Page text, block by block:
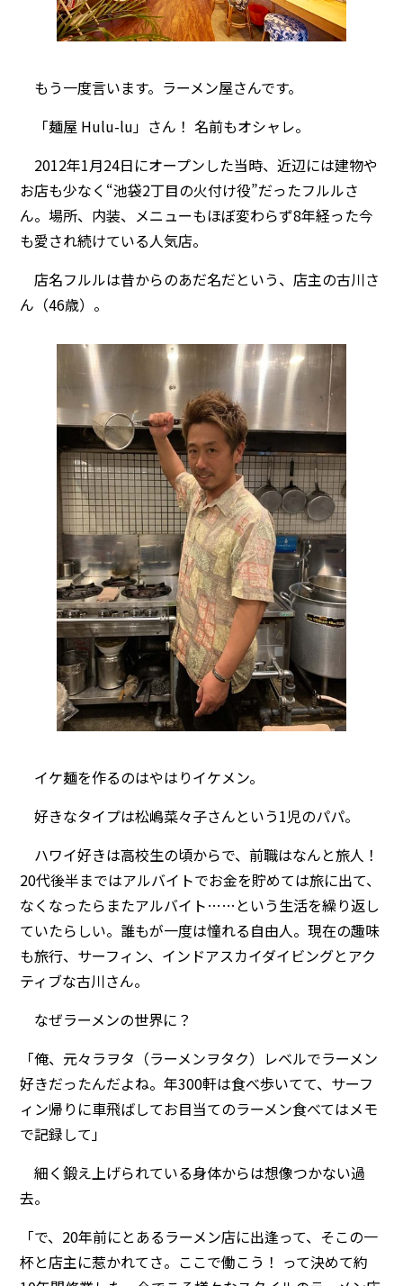
もう一度言います。ラーメン屋さんです。
「麺屋 Hulu-lu」さん！ 名前もオシャレ。
2012年1月24日にオープンした当時、近辺には建物や
お店も少なく“池袋2丁目の火付け役”だったフルルさ
ん。場所、内装、メニューもほぼ変わらず8年経った今
も愛され続けている人気店。
店名フルルは昔からのあだ名だという、店主の古川さ
ん（46歳）。
イケ麺を作るのはやはりイケメン。
好きなタイプは松嶋菜々子さんという1児のパパ。
ハワイ好きは高校生の頃からで、前職はなんと旅人！
20代後半まではアルバイトでお金を貯めては旅に出て、
なくなったらまたアルバイト……という生活を繰り返し
ていたらしい。誰もが一度は憧れる自由人。現在の趣味
も旅行、サーフィン、インドアスカイダイビングとアク
ティブな古川さん。
なぜラーメンの世界に？
「俺、元々ラヲタ（ラーメンヲタク）レベルでラーメン
好きだったんだよね。年300軒は食べ歩いてて、サーフ
ィン帰りに車飛ばしてお目当てのラーメン食べてはメモ
で記録して」
細く鍛え上げられている身体からは想像つかない過
去。
「で、20年前にとあるラーメン店に出逢って、そこの一
杯と店主に惹かれてさ。ここで働こう！ って決めて約